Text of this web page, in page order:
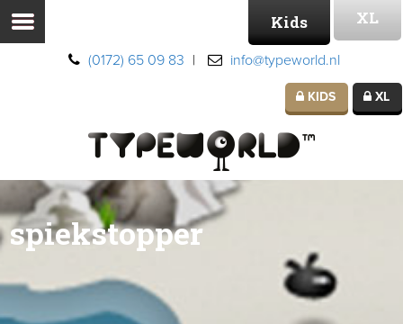
(0172) 65 09 83 | info@typeworld.nl
Kids XL
KIDS XL
spiekstopper